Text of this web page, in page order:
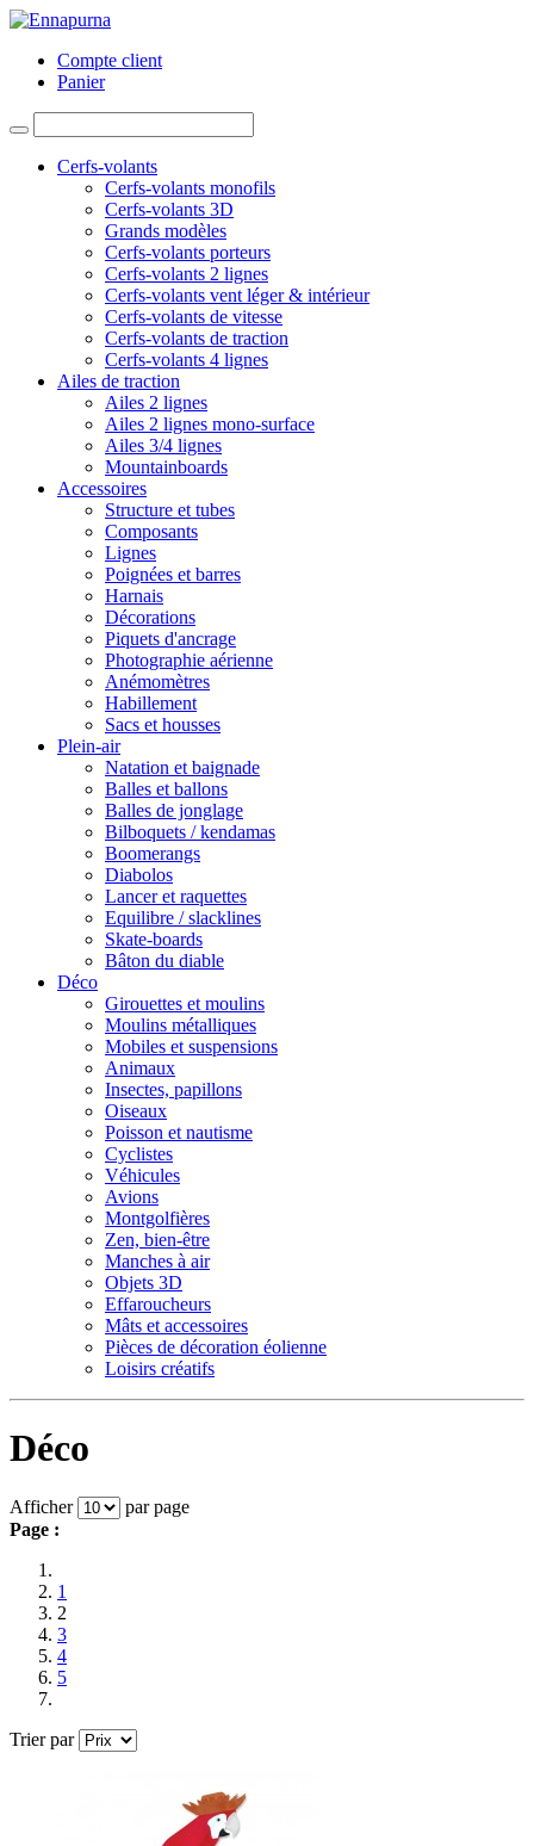
Compte client
Panier
Cerfs-volants
Cerfs-volants monofils
Cerfs-volants 3D
Grands modèles
Cerfs-volants porteurs
Cerfs-volants 2 lignes
Cerfs-volants vent léger & intérieur
Cerfs-volants de vitesse
Cerfs-volants de traction
Cerfs-volants 4 lignes
Ailes de traction
Ailes 2 lignes
Ailes 2 lignes mono-surface
Ailes 3/4 lignes
Mountainboards
Accessoires
Structure et tubes
Composants
Lignes
Poignées et barres
Harnais
Décorations
Piquets d'ancrage
Photographie aérienne
Anémomètres
Habillement
Sacs et housses
Plein-air
Natation et baignade
Balles et ballons
Balles de jonglage
Bilboquets / kendamas
Boomerangs
Diabolos
Lancer et raquettes
Equilibre / slacklines
Skate-boards
Bâton du diable
Déco
Girouettes et moulins
Moulins métalliques
Mobiles et suspensions
Animaux
Insectes, papillons
Oiseaux
Poisson et nautisme
Cyclistes
Véhicules
Avions
Montgolfières
Zen, bien-être
Manches à air
Objets 3D
Effaroucheurs
Mâts et accessoires
Pièces de décoration éolienne
Loisirs créatifs
Déco
Afficher
par page
Page :
1
2
3
4
5
Trier par